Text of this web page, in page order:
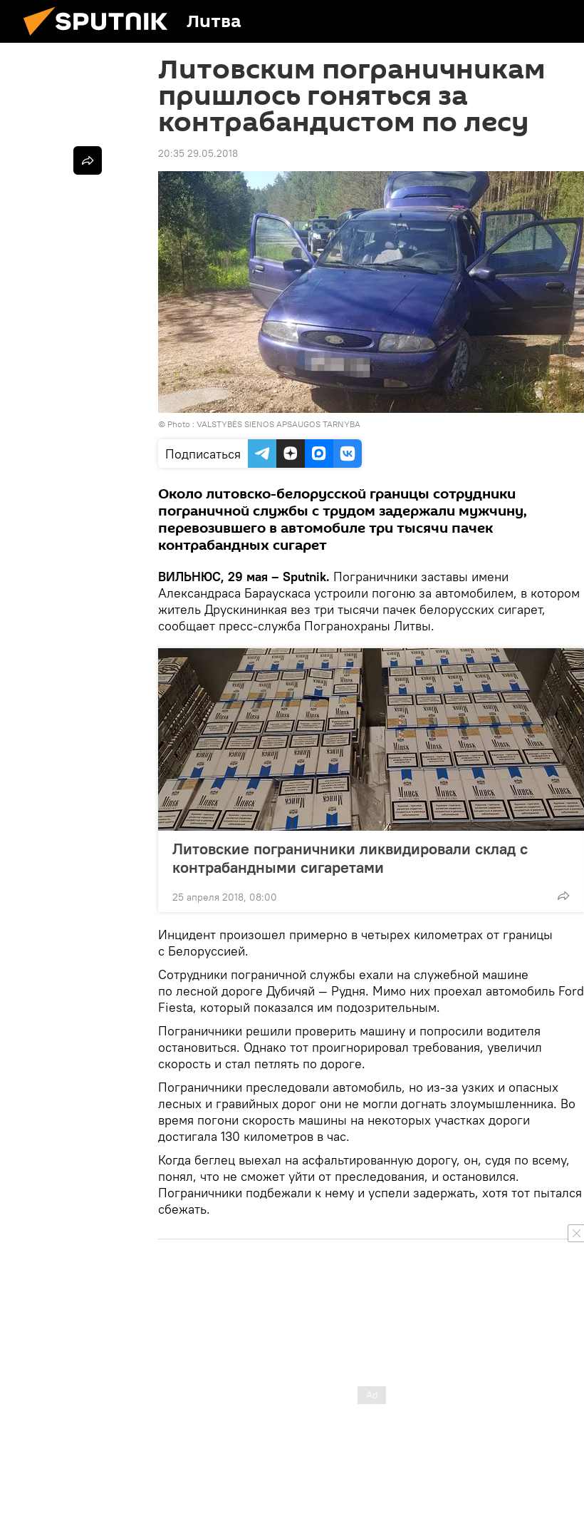
Литва
Литовским пограничникам
пришлось гоняться за
контрабандистом по лесу
20:35 29.05.2018
© Photo : VALSTYBĖS SIENOS APSAUGOS TARNYBA
Подписаться
Около литовско-белорусской границы сотрудники
пограничной службы с трудом задержали мужчину,
перевозившего в автомобиле три тысячи пачек
контрабандных сигарет
ВИЛЬНЮС, 29 мая – Sputnik. Пограничники заставы имени
Александраса Бараускаса устроили погоню за автомобилем, в котором
житель Друскининкая вез три тысячи пачек белорусских сигарет,
сообщает пресс-служба Погранохраны Литвы.
Литовские пограничники ликвидировали склад с
контрабандными сигаретами
25 апреля 2018, 08:00
Инцидент произошел примерно в четырех километрах от границы
с Белоруссией.
Сотрудники пограничной службы ехали на служебной машине
по лесной дороге Дубичяй — Рудня. Мимо них проехал автомобиль Ford
Fiesta, который показался им подозрительным.
Пограничники решили проверить машину и попросили водителя
остановиться. Однако тот проигнорировал требования, увеличил
скорость и стал петлять по дороге.
Пограничники преследовали автомобиль, но из-за узких и опасных
лесных и гравийных дорог они не могли догнать злоумышленника. Во
время погони скорость машины на некоторых участках дороги
достигала 130 километров в час.
Когда беглец выехал на асфальтированную дорогу, он, судя по всему,
понял, что не сможет уйти от преследования, и остановился.
Пограничники подбежали к нему и успели задержать, хотя тот пытался
сбежать.